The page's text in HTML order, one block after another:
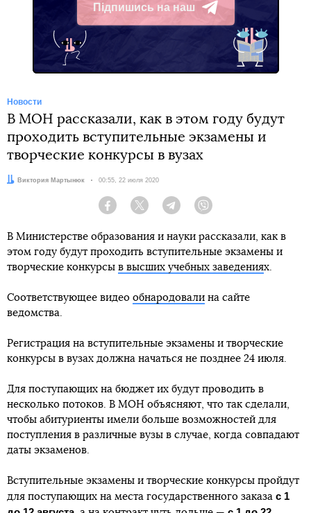
Підпишись на наш
Telegram
Новости
В МОН рассказали, как в этом году будут
проходить вступительные экзамены и
творческие конкурсы в вузах
Автор:Виктория Мартынюк Дата:
00:55, 22 июля 2020
Facebook Twitter Telegram
В Министерстве образования и науки рассказали, как в
этом году будут проходить вступительные экзамены и
творческие конкурсы в высших учебных заведениях.
Соответствующее видео обнародовали на сайте
ведомства.
Регистрация на вступительные экзамены и творческие
конкурсы в вузах должна начаться не позднее 24 июля.
Для поступающих на бюджет их будут проводить в
несколько потоков. В МОН объясняют, что так сделали,
чтобы абитуриенты имели больше возможностей для
поступления в различные вузы в случае, когда совпадают
даты экзаменов.
Вступительные экзамены и творческие конкурсы пройдут
для поступающих на места государственного заказа с 1